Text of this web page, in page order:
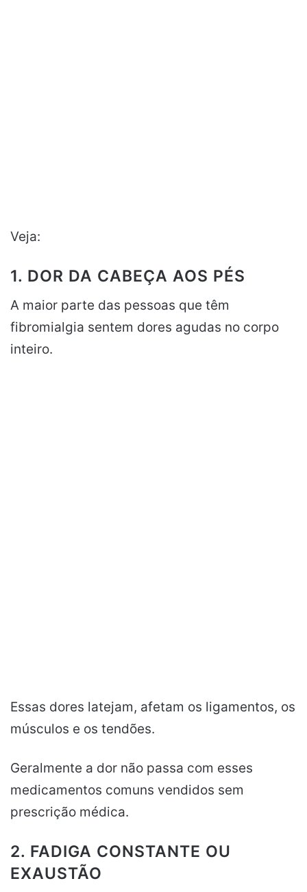
Veja:
1. DOR DA CABEÇA AOS PÉS
A maior parte das pessoas que têm
fibromialgia sentem dores agudas no corpo
inteiro.
Essas dores latejam, afetam os ligamentos, os
músculos e os tendões.
Geralmente a dor não passa com esses
medicamentos comuns vendidos sem
prescrição médica.
2. FADIGA CONSTANTE OU
EXAUSTÃO